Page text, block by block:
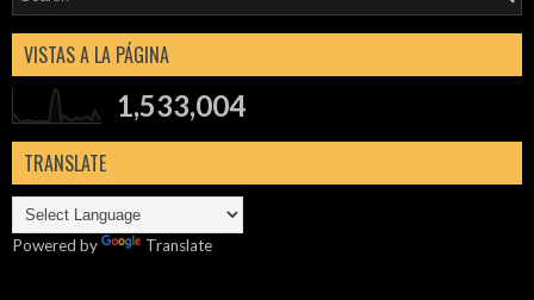
VISTAS A LA PÁGINA
1,533,004
TRANSLATE
Powered by Translate